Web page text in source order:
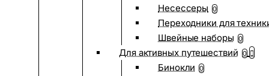
Несессеры 0
Переходники для
Швейные наборы 0
Для активных путешествий 0
Бинокли 0